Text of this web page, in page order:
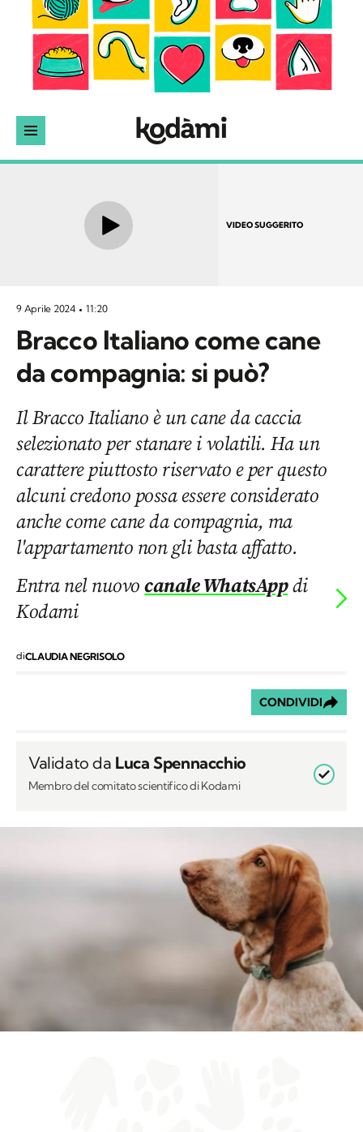
VIDEO SUGGERITO
9 Aprile 2024 11:20
Bracco Italiano come cane
da compagnia: si può?
Il Bracco Italiano è un cane da caccia
selezionato per stanare i volatili. Ha un
carattere piuttosto riservato e per questo
alcuni credono possa essere considerato
anche come cane da compagnia, ma
l'appartamento non gli basta affatto.
Entra nel nuovocanale WhatsAppdi
Kodami
diCLAUDIA NEGRISOLO
CONDIVIDI
Validato da Luca Spennacchio
Membro del comitato scientifico di Kodami